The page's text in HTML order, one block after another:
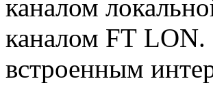
каналом
каналом FT LON.
встроенным